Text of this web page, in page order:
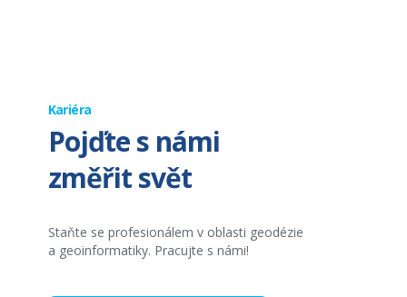
Kariéra
Pojďte s námi
změřit svět
Staňte se profesionálem v oblasti geodézie
a geoinformatiky. Pracujte s námi!